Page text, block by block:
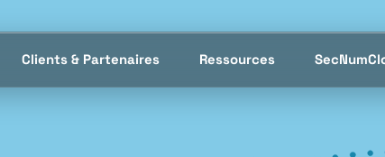
Clients & Partenaires Ressources